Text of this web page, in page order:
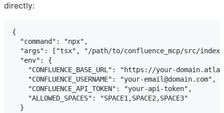
directly:
{
  "command": "npx",
"args": ["tsx", "/path/to/confluence_mcp/src/
  "env": {
"CONFLUENCE_BASE_URL": "https://your-
    "CONFLUENCE_USERNAME": "your-email@domain.com",
    "CONFLUENCE_API_TOKEN": "your-api-token",
    "ALLOWED_SPACES": "SPACE1,SPACE2,SPACE3"
  }